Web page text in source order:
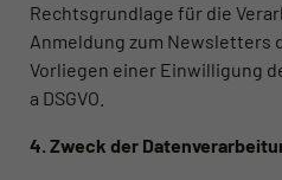
Rechtsgrundlage für die
Anmeldung zum Newsletters
Vorliegen einer Einwilligung
a DSGVO.
4. Zweck der